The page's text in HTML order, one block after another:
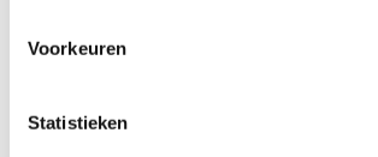
Voorkeuren
Statistieken